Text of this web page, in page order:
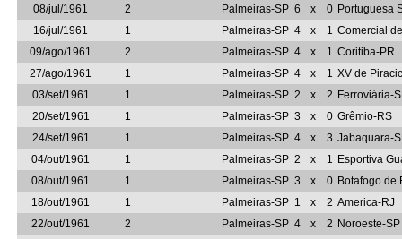
08/jul/1961
2 Palmeiras-SP 6 x 0 Portuguesa
16/jul/1961
1 Palmeiras-SP 4 x 1 Comercial
09/ago/1961
2 Palmeiras-SP 4 x 1 Coritiba-PR
27/ago/1961
1 Palmeiras-SP 4 x 1 XV de
03/set/1961
1 Palmeiras-SP 2 x 2 Ferroviária-
20/set/1961
1 Palmeiras-SP 3 x 0 Grêmio-RS
24/set/1961
1 Palmeiras-SP 4 x 3 Jabaquara-
04/out/1961
1 Palmeiras-SP 2 x 1 Esportiva
08/out/1961
1 Palmeiras-SP 3 x 0 Botafogo de
18/out/1961
1 Palmeiras-SP 1 x 2 America-RJ
22/out/1961
2 Palmeiras-SP 4 x 2 Noroeste-SP